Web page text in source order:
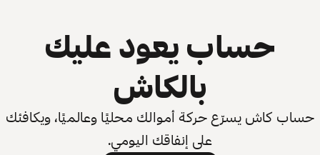
حساب يعود عليك
بالكاش
حساب كاش يسرّع حركة أموالك محليًا وعالميًا، ويكافئك
على إنفاقك اليومي.